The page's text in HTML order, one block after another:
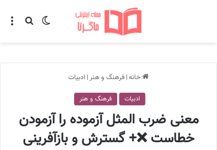
تغییر پوسته
خانه|فرهنگ و هنر|ادبیات
ادبیات فرهنگ و هنر
معنی ضرب المثل آزموده را آزمودن
خطاست ❌+ گسترش و بازآفرینی